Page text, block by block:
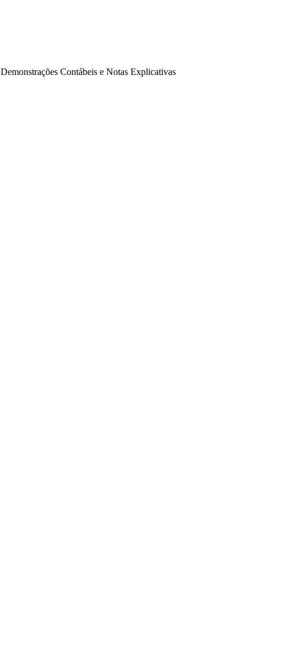
Demonstrações Contábeis e Notas Explicativas